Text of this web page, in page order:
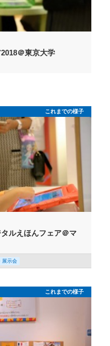
＠東京大学
これまでの様子
ルえほんフェア＠マ
展示会
これまでの様子